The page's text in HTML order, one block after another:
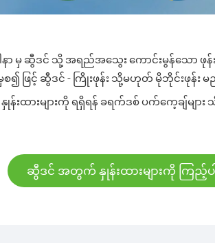
နာ မှ ဆွီဒင် သို့ အရည်အသွေး ကောင်းမွန်သော ဖု
စ၍ ဖြင့် ဆွီဒင် - ကြိုးဖုန်း သို့မဟုတ် မိုဘိုင်းဖုန်း
ထားများကို ရရှိရန် ခရက်ဒစ် ပက်ကေ့ချ်မျ
ဆွီဒင် အတွက် နှုန်းထားများကို ကြည့်ပါ